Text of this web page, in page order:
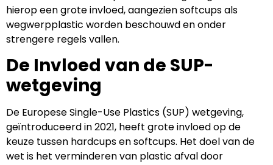
hierop een grote invloed, aangezien softcups als
wegwerpplastic worden beschouwd en onder
strengere regels vallen.
De Invloed van de SUP-
wetgeving
De Europese Single-Use Plastics (SUP) wetgeving,
geïntroduceerd in 2021, heeft grote invloed op de
keuze tussen hardcups en softcups. Het doel van de
wet is het verminderen van plastic afval door